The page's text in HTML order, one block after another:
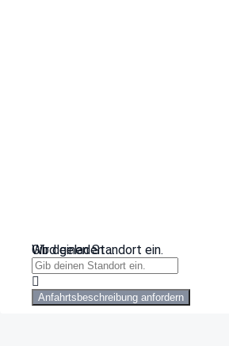
Wird geladen …
Gib deinen Standort ein.
Anfahrtsbeschreibung anfordern